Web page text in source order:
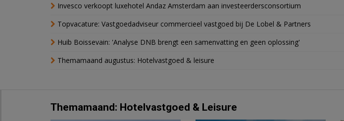
Invesco verkoopt luxehotel Andaz Amsterdam aan investeerdersconsortium
Topvacature: Vastgoedadviseur commercieel vastgoed bij De Lobel & Partners
Huib Boissevain: 'Analyse DNB brengt een samenvatting en geen oplossing'
Themamaand augustus: Hotelvastgoed & leisure
Themamaand: Hotelvastgoed & Leisure